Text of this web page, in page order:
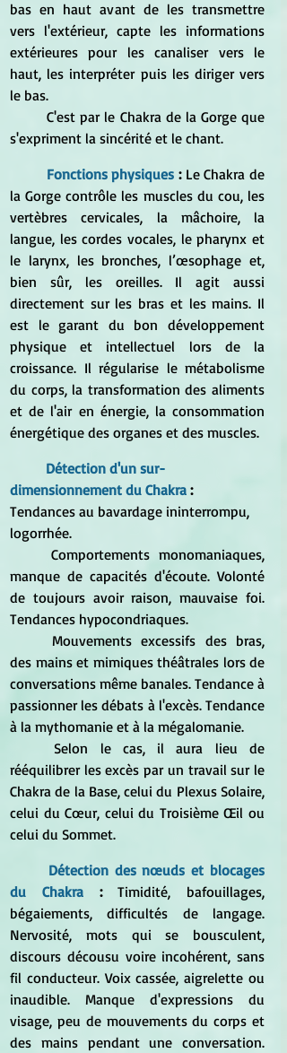
bas en haut avant de les transmettre
vers l'extérieur, capte les informations
extérieures pour les canaliser vers le
haut, les interpréter puis les diriger vers
le bas.
	C'est par le Chakra de la Gorge que
s'expriment la sincérité et le chant.
Fonctions physiques : Le Chakra de
la Gorge contrôle les muscles du cou, les
vertèbres cervicales, la mâchoire, la
langue, les cordes vocales, le pharynx et
le larynx, les bronches, l’œsophage et,
bien sûr, les oreilles. Il agit aussi
directement sur les bras et les mains. Il
est le garant du bon développement
physique et intellectuel lors de la
croissance. Il régularise le métabolisme
du corps, la transformation des aliments
et de l'air en énergie, la consommation
énergétique des organes et des muscles.
Détection d'un sur-
dimensionnement du Chakra :
Tendances au bavardage ininterrompu,
manque de capacités d'écoute. Volonté
de toujours avoir raison, mauvaise foi.
Tendances hypocondriaques.
des mains et mimiques théâtrales lors de
conversations même banales. Tendance à
passionner les débats à l'excès. Tendance
à la mythomanie et à la mégalomanie.
rééquilibrer les excès par un travail sur le
Chakra de la Base, celui du Plexus Solaire,
celui du Cœur, celui du Troisième Œil ou
celui du Sommet.
Détection des nœuds et blocages
du Chakra : Timidité, bafouillages,
bégaiements, difficultés de langage.
Nervosité, mots qui se bousculent,
discours décousu voire incohérent, sans
fil conducteur. Voix cassée, aigrelette ou
inaudible. Manque d'expressions du
visage, peu de mouvements du corps et
des mains pendant une conversation.